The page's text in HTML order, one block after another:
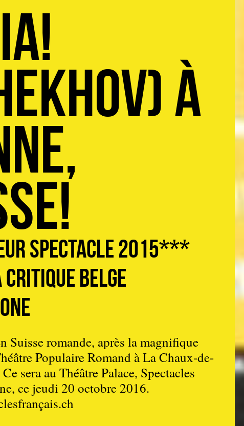
à
spectacle 2015***
belge
Suisse romande, après la magnifique
Populaire Romand à La Chaux-de-
sera au Théâtre Palace, Spectacles
ce jeudi 20 octobre 2016.